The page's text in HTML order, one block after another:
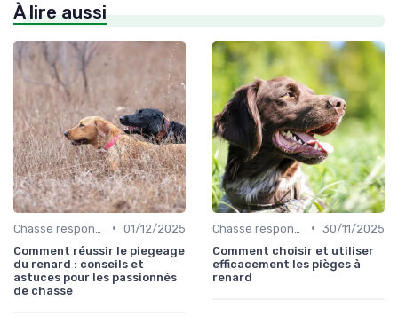
À lire aussi
• 01/12/2025
Comment réussir le piegeage
du renard : conseils et
astuces pour les passionnés
de chasse
• 30/11/2025
Comment choisir et utiliser
efficacement les pièges à
renard